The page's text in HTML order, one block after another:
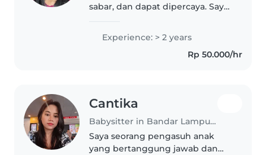
sabar, dan dapat dipercaya. Saya
membaca buku, menggambar,
atau melakukan aktivitas kreatif
Experience: > 2 years
Rp 50.000/hr
Cantika
Babysitter in Bandar Lampung
Saya seorang pengasuh anak
yang bertanggung jawab dan